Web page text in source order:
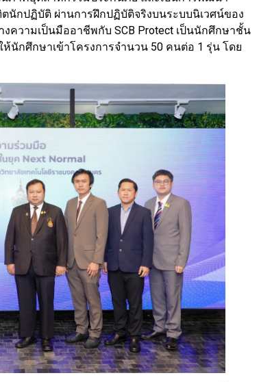
นักปฏิบัติ ผ่านการฝึกปฏิบัติจริงบนระบบนิเวศน์ของ
ความเป็นมืออาชีพกับ SCB Protect เป็นนักศึกษาชั้น
นักศึกษาเข้าโครงการจำนวน 50 คนต่อ 1 รุ่น โดย